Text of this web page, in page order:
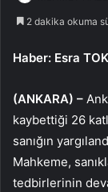
2 dakika okuma
Haber: Esra
(ANKARA) –
kaybettiği 26
sanığın
Mahkeme,
tedbirlerinin